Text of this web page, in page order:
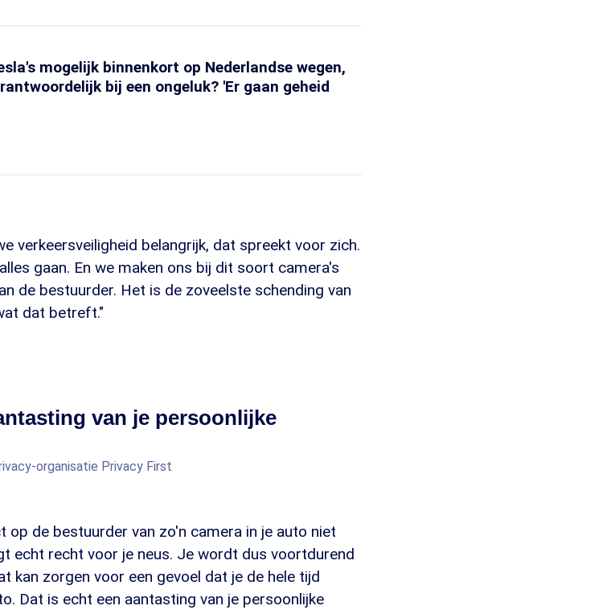
mogelijk binnenkort op Nederlandse wegen,
bij een ongeluk? 'Er gaan geheid
verkeersveiligheid belangrijk, dat spreekt voor zich.
gaan. En we maken ons bij dit soort camera's
de bestuurder. Het is de zoveelste schending van
dat betreft."
van je persoonlijke
organisatie Privacy First
de bestuurder van zo'n camera in je auto niet
echt recht voor je neus. Je wordt dus voortdurend
kan zorgen voor een gevoel dat je de hele tijd
Dat is echt een aantasting van je persoonlijke